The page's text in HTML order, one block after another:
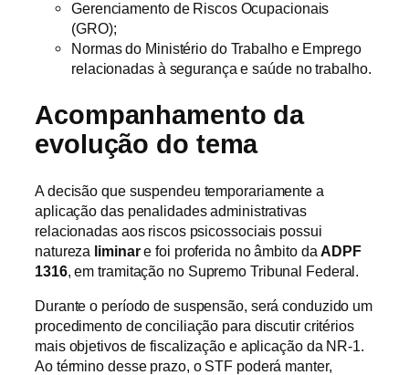
Gerenciamento de Riscos Ocupacionais
(GRO);
Normas do Ministério do Trabalho e Emprego
relacionadas à segurança e saúde no trabalho.
Acompanhamento da
evolução do tema
A decisão que suspendeu temporariamente a
aplicação das penalidades administrativas
relacionadas aos riscos psicossociais possui
natureza liminare foi proferida no âmbito daADPF
1316, em tramitação no Supremo Tribunal Federal.
Durante o período de suspensão, será conduzido um
procedimento de conciliação para discutir critérios
mais objetivos de fiscalização e aplicação da NR-1.
Ao término desse prazo, o STF poderá manter,